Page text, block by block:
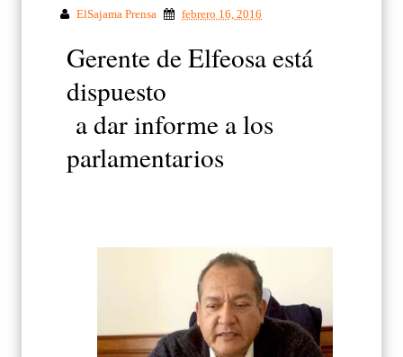
ElSajama Prensa febrero 16, 2016
Gerente de Elfeosa está
dispuesto
a dar informe a los
parlamentarios